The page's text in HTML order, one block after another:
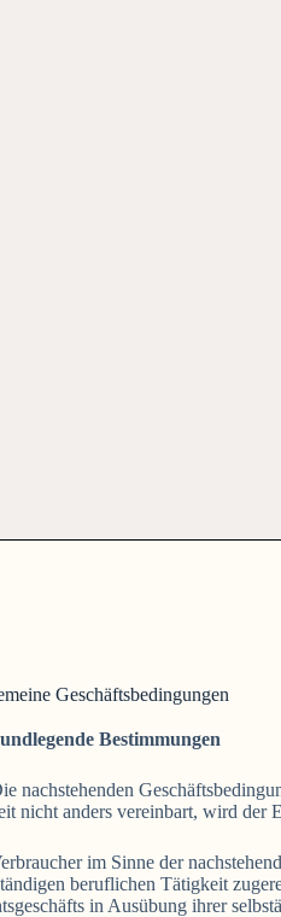
Geschäftsbedingungen
Bestimmungen
nachstehenden
nicht anders vereinbart, wird der
im Sinne der
beruflichen Tätigkeit
in Ausübung ihrer